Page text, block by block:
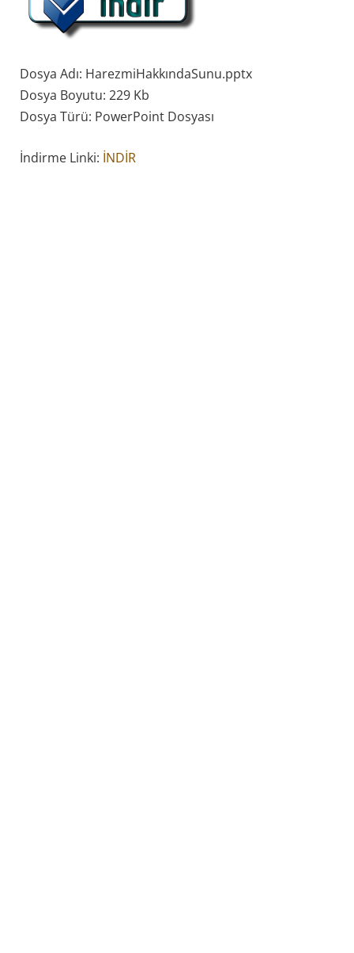
Dosya Adı: HarezmiHakkındaSunu.pptx
Dosya Boyutu: 229 Kb
Dosya Türü: PowerPoint Dosyası
İndirme Linki: İNDİR